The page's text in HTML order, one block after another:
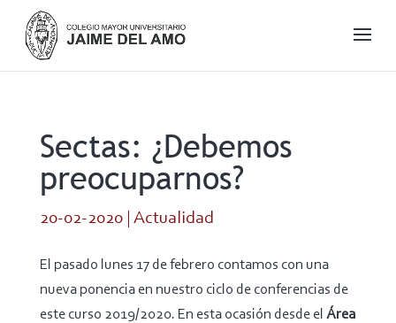
Sectas: ¿Debemos
preocuparnos?
20-02-2020| Actualidad
El pasado lunes 17 de febrero contamos con una
nueva ponencia en nuestro ciclo de conferencias de
este curso 2019/2020. En esta ocasión desde el Área